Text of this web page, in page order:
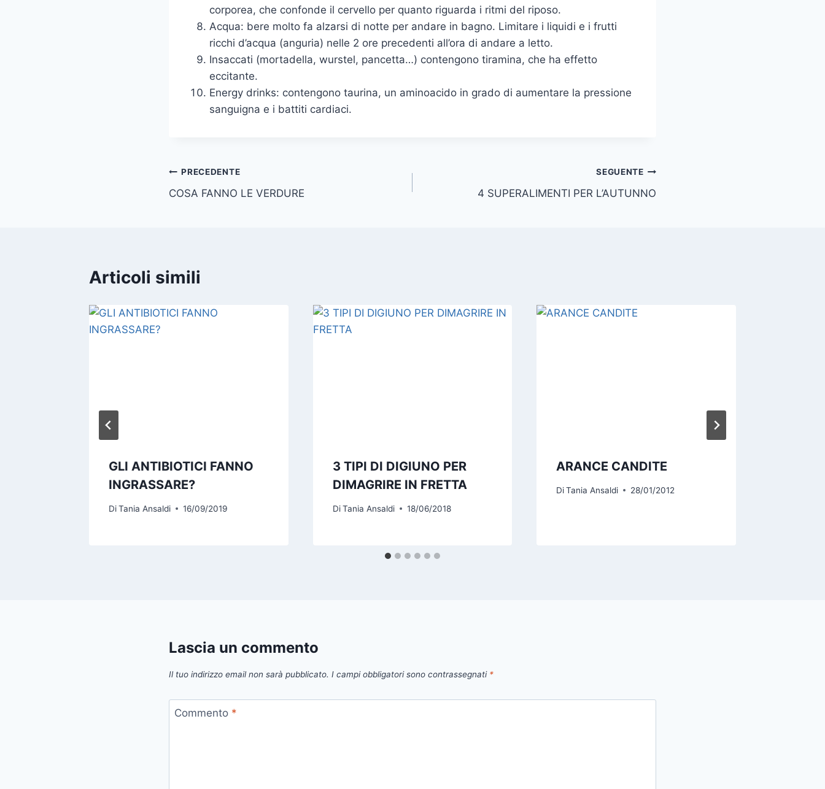
corporea, che confonde il cervello per quanto riguarda i ritmi del riposo.
Acqua: bere molto fa alzarsi di notte per andare in bagno. Limitare i liquidi e i frutti
ricchi d’acqua (anguria) nelle 2 ore precedenti all’ora di andare a letto.
Insaccati (mortadella, wurstel, pancetta…) contengono tiramina, che ha effetto
eccitante.
Energy drinks: contengono taurina, un aminoacido in grado di aumentare la pressione
sanguigna e i battiti cardiaci.
Navigazione
articoli
PRECEDENTE
COSA FANNO LE VERDURE
SEGUENTE
4 SUPERALIMENTI PER L’AUTUNNO
Articoli simili
GLI ANTIBIOTICI FANNO
INGRASSARE?
DiTania Ansaldi 16/09/2019
3 TIPI DI DIGIUNO PER
DIMAGRIRE IN FRETTA
Di Tania Ansaldi 18/06/2018
ARANCE CANDITE
Di Tania Ansaldi 28/01/2012
Lascia un commento
Il tuo indirizzo email non sarà pubblicato. I campi obbligatori sono contrassegnati *
Commento *